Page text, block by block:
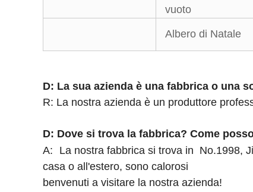
vuoto
Albero di Natale
D: La sua azienda è una fabbrica o una
R: La nostra azienda è un produttore
D: Dove si trova la fabbrica? Come
A:
La nostra fabbrica si trova in No.1998,
casa o all'estero, sono calorosi
benvenuti a visitare la nostra azienda!